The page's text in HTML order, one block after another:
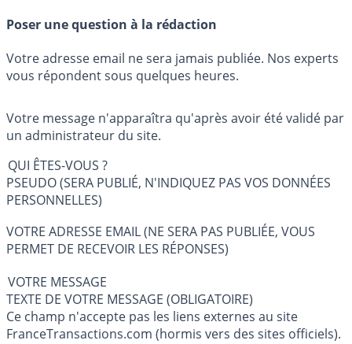
Poser une question à la rédaction
Votre adresse email ne sera jamais publiée. Nos experts
vous répondent sous quelques heures.
Votre message n'apparaîtra qu'après avoir été validé par
un administrateur du site.
QUI ÊTES-VOUS ?
PSEUDO (SERA PUBLIÉ, N'INDIQUEZ PAS VOS DONNÉES
PERSONNELLES)
VOTRE ADRESSE EMAIL (NE SERA PAS PUBLIÉE, VOUS
PERMET DE RECEVOIR LES RÉPONSES)
VOTRE MESSAGE
TEXTE DE VOTRE MESSAGE (OBLIGATOIRE)
Ce champ n'accepte pas les liens externes au site
FranceTransactions.com (hormis vers des sites officiels).